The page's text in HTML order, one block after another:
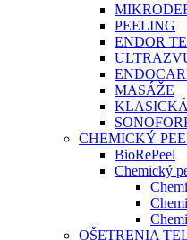
PEELING
ENDOR
MASÁŽE
CHEMICKÝ
BioRePeel
Chemický
OŠETRENIA